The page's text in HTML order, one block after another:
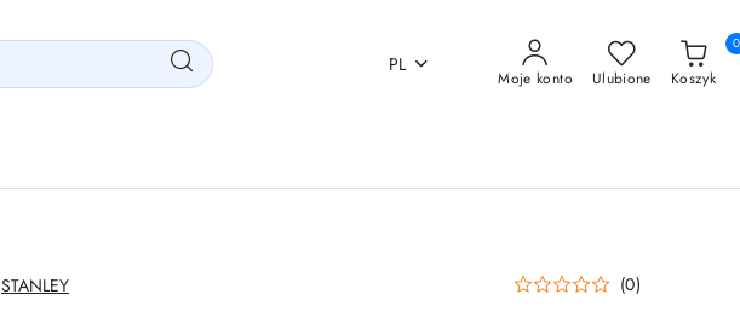
PL
Moje konto Ulubione Koszyk
0
NAZWA
PRODUCENTA:
STANLEY (0)